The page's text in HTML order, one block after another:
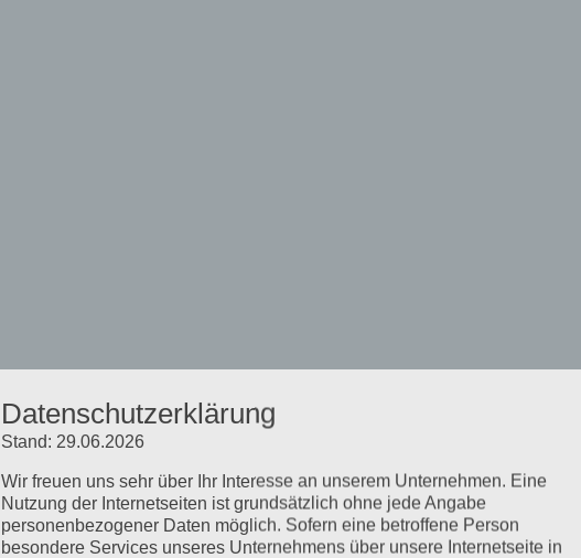
Datenschutzerklärung
Stand: 29.06.2026
Wir freuen uns sehr über Ihr Interesse an unserem Unternehmen. Eine
Nutzung der Internetseiten ist grundsätzlich ohne jede Angabe
personenbezogener Daten möglich. Sofern eine betroffene Person
besondere Services unseres Unternehmens über unsere Internetseite in